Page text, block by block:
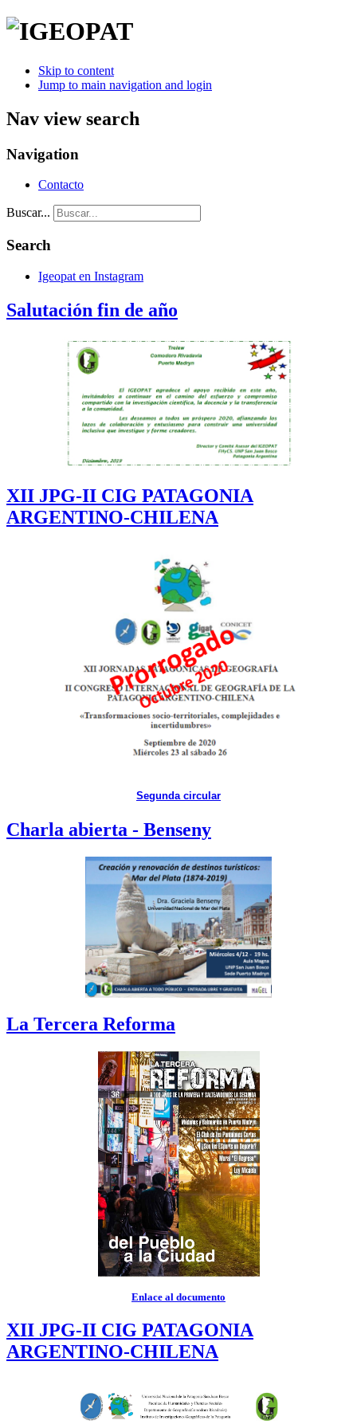
Skip to content
Jump to main navigation and login
Nav view search
Navigation
Contacto
Buscar...
Search
Igeopat en Instagram
Salutación fin de año
XII JPG-II CIG PATAGONIA
ARGENTINO-CHILENA
Segunda circular
Charla abierta - Benseny
La Tercera Reforma
Enlace al documento
XII JPG-II CIG PATAGONIA
ARGENTINO-CHILENA